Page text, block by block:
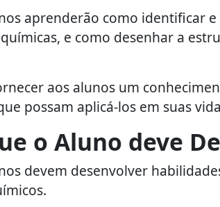
aprenderão como identificar
e como desenhar a
aos alunos um
possam aplicá-los em suas
o Aluno deve
devem desenvolver